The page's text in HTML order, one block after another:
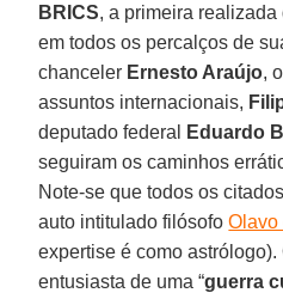
BRICS, a primeira
em todos os percalços de
chanceler Ernesto Araújo,
assuntos internacionais,
deputado federal
Eduardo
seguiram os caminhos
Note-se que todos os
auto intitulado filósofoOlavo
expertise é como
entusiasta de uma “guerra